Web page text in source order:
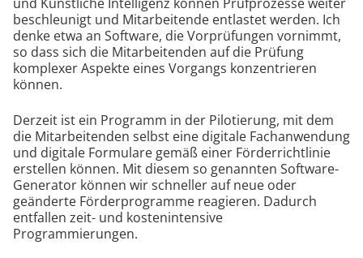
beschleunigt und Mitarbeitende entlastet werden. Ich
denke etwa an Software, die Vorprüfungen vornimmt,
so dass sich die Mitarbeitenden auf die Prüfung
komplexer Aspekte eines Vorgangs konzentrieren
können.
Derzeit ist ein Programm in der Pilotierung, mit dem
die Mitarbeitenden selbst eine digitale Fachanwendung
und digitale Formulare gemäß einer Förderrichtlinie
erstellen können. Mit diesem so genannten Software-
Generator können wir schneller auf neue oder
geänderte Förderprogramme reagieren. Dadurch
entfallen zeit- und kostenintensive
Programmierungen.